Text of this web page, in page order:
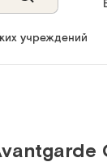
учреждений